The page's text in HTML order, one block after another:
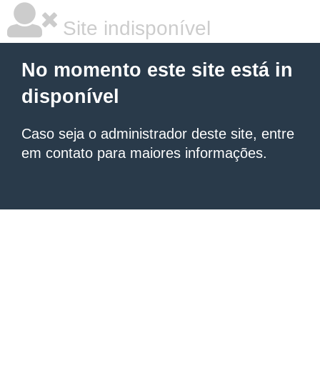
Site indisponível
No momento este site está in
disponível
Caso seja o administrador deste site, entre
em contato para maiores informações.